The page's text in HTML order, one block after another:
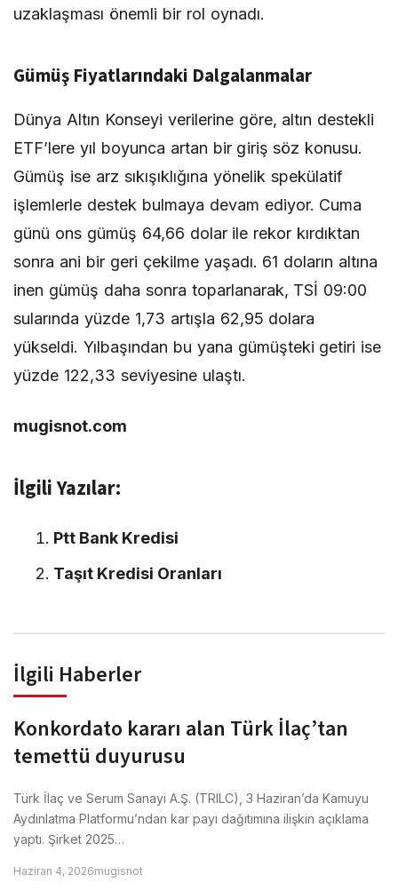
uzaklaşması önemli bir rol oynadı.
Gümüş Fiyatlarındaki Dalgalanmalar
Dünya Altın Konseyi verilerine göre, altın destekli
ETF’lere yıl boyunca artan bir giriş söz konusu.
Gümüş ise arz sıkışıklığına yönelik spekülatif
işlemlerle destek bulmaya devam ediyor. Cuma
günü ons gümüş 64,66 dolar ile rekor kırdıktan
sonra ani bir geri çekilme yaşadı. 61 doların altına
inen gümüş daha sonra toparlanarak, TSİ 09:00
sularında yüzde 1,73 artışla 62,95 dolara
yükseldi. Yılbaşından bu yana gümüşteki getiri ise
yüzde 122,33 seviyesine ulaştı.
mugisnot.com
İlgili Yazılar:
Ptt Bank Kredisi
Taşıt Kredisi Oranları
İlgili Haberler
Konkordato kararı alan Türk İlaç’tan
temettü duyurusu
Türk İlaç ve Serum Sanayi A.Ş. (TRILC), 3 Haziran’da Kamuyu
Aydınlatma Platformu’ndan kar payı dağıtımına ilişkin açıklama
yaptı. Şirket 2025…
Haziran 4, 2026mugisnot